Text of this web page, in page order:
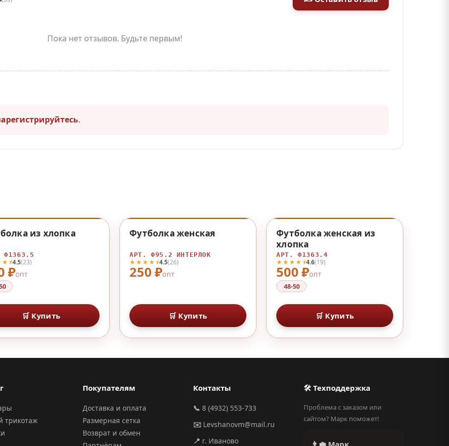
Пока нет отзывов. Будьте первым!
.
₽ОПТ
4.5(23)
из хлопка
Ф1363.5
🛒 Купить
250 ₽ОПТ
★★★★⯨4.5(26)
Футболка женская
АРТ. Ф95.2 ИНТЕРЛОК
🛒 Купить
500 ₽ОПТ
★★★★⯨4.6(19)
Футболка женская из
хлопка
АРТ. Ф1363.4
48-50
🛒 Купить
трикотаж
Покупателям
Доставка и оплата
Размерная сетка
Возврат и обмен
Контакты
📞 8 (4932) 553-733
✉️ Levshanovm@mail.ru
📍 г. Иваново
🛠 Техподдержка
Проблема с заказом или
сайтом? Марк поможет!